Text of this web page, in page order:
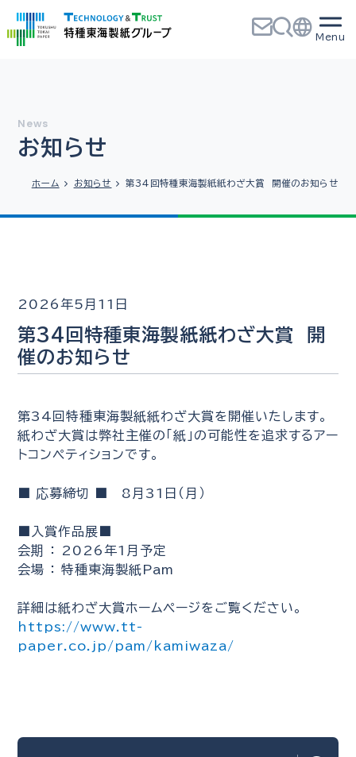
お知らせ
ホーム お知らせ 第34回特種東海製紙紙わざ大賞 開催のお知らせ
2026年5月11日
第34回特種東海製紙紙わざ大賞 開
催のお知らせ
第34回特種東海製紙紙わざ大賞を開催いたします。
紙わざ大賞は弊社主催の「紙」の可能性を追求するアー
トコンペティションです。
■ 応募締切 ■ 8月31日（月）
■入賞作品展■
会期 ： 2026年1月予定
会場 ： 特種東海製紙Pam
詳細は紙わざ大賞ホームページをご覧ください。
https://www.tt-
paper.co.jp/pam/kamiwaza/